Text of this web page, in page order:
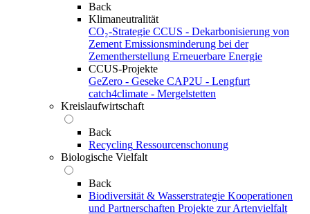
Back
Klimaneutralität
CO₂-Strategie CCUS - Dekarbonisierung von
Zement Emissionsminderung bei der
Zementherstellung Erneuerbare Energie
CCUS-Projekte
GeZero - Geseke CAP2U - Lengfurt
catch4climate - Mergelstetten
Kreislaufwirtschaft
Back
Recycling Ressourcenschonung
Biologische Vielfalt
Back
Biodiversität & Wasserstrategie Kooperationen
und Partnerschaften Projekte zur Artenvielfalt